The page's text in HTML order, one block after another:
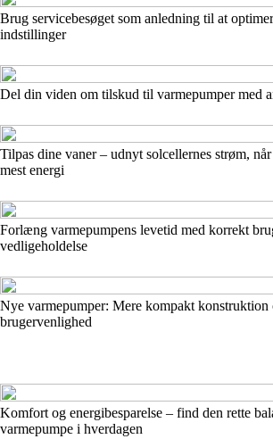
Brug servicebesøget som anledning til at
indstillinger
Del din viden om tilskud til varmepumper med
Tilpas dine vaner – udnyt solcellernes strøm,
mest energi
Forlæng varmepumpens levetid med korrekt
vedligeholdelse
Nye varmepumper: Mere kompakt konstruktion
brugervenlighed
Komfort og energibesparelse – find den rette
varmepumpe i hverdagen